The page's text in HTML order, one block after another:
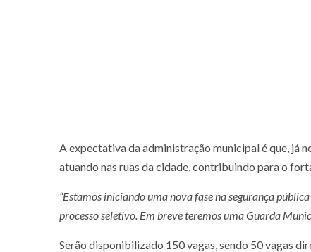
A expectativa da administração municipal é que, já
atuando nas ruas da cidade, contribuindo para o
“Estamos iniciando uma nova fase na segurança
processo seletivo. Em breve teremos uma Guarda
Serão disponibilizado 150 vagas, sendo 50 vagas